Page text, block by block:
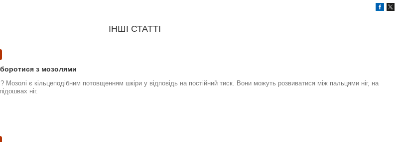
ІНШІ СТАТТІ
з мозолями
Мозолі є кільцеподібним потовщенням шкіри у відповідь на постійний тиск. Вони можуть розвиватися між пальцями ніг, на
ніг.